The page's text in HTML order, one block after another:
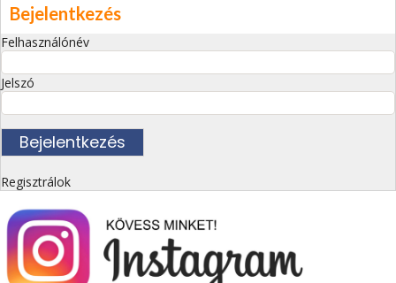
Bejelentkezés
Felhasználónév
Jelszó
Regisztrálok